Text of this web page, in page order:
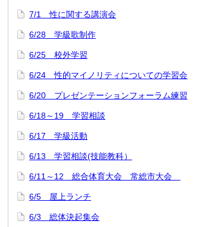
7/1 性に関する講演会
6/28 学級歌制作
6/25 校外学習
6/24 性的マイノリティについての学習会
6/20 プレゼンテーションフォーラム練習
6/18～19 学習相談
6/17 学級活動
6/13 学習相談(技能教科）
6/11～12 総合体育大会 常総市大会
6/5 屋上ランチ
6/3 総体決起集会